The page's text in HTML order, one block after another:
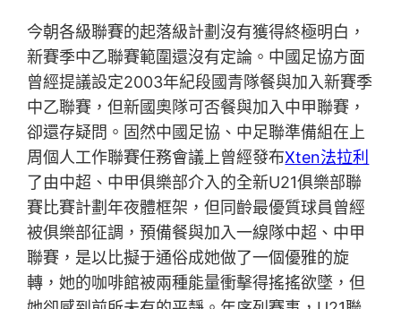
今朝各級聯賽的起落級計劃沒有獲得終極明白，
新賽季中乙聯賽範圍還沒有定論。中國足協方面
曾經提議設定2003年紀段國青隊餐與加入新賽季
中乙聯賽，但新國奧隊可否餐與加入中甲聯賽，
卻還存疑問。固然中國足協、中足聯準備組在上
周個人工作聯賽任務會議上曾經發布Xten法拉利
了由中超、中甲俱樂部介入的全新U21俱樂部聯
賽比賽計劃年夜體框架，但同齡最優質球員曾經
被俱樂部征調，預備餐與加入一線隊中超、中甲
聯賽，是以比擬于通俗成她做了一個優雅的旋
轉，她的咖啡館被兩種能量衝擊得搖搖欲墜，但